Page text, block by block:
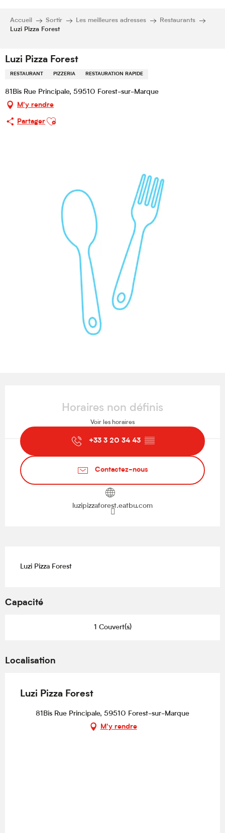
Accueil Sortir Les meilleures adresses
Restaurants
Luzi Pizza Forest
Luzi Pizza Forest
RESTAURANT PIZZERIA RESTAURATION RAPIDE
81Bis Rue Principale, 59510 Forest-sur-Marque
M'y rendre
Partager
Ajouter aux favoris
Horaires non définis
Voir les horaires
+33 3 20 34 43 ▒▒
Contactez-nous
luzipizzaforest.eatbu.com
Luzi Pizza Forest
Capacité
1 Couvert(s)
Localisation
Luzi Pizza Forest
81Bis Rue Principale, 59510 Forest-sur-Marque
M'y rendre